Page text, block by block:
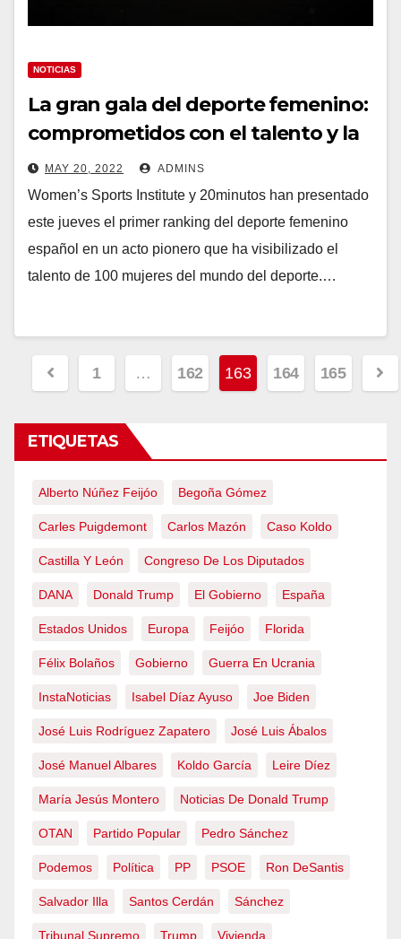
NOTICIAS
La gran gala del deporte femenino:
comprometidos con el talento y la
igualdad
MAY 20, 2022 ADMINS
Women’s Sports Institute y 20minutos han presentado
este jueves el primer ranking del deporte femenino
español en un acto pionero que ha visibilizado el
talento de 100 mujeres del mundo del deporte.…
Paginación
entradas
1 … 162 163 164 165
ETIQUETAS
Alberto Núñez Feijóo Begoña Gómez
Carles Puigdemont Carlos Mazón Caso Koldo
Castilla Y León Congreso De Los Diputados
DANA Donald Trump El Gobierno España
Estados Unidos Europa Feijóo Florida
Félix Bolaños Gobierno Guerra En Ucrania
InstaNoticias Isabel Díaz Ayuso Joe Biden
José Luis Rodríguez Zapatero José Luis Ábalos
José Manuel Albares Koldo García Leire Díez
María Jesús Montero Noticias De Donald Trump
OTAN Partido Popular Pedro Sánchez
Podemos Política PP PSOE Ron DeSantis
Salvador Illa Santos Cerdán Sánchez
Tribunal Supremo Trump Vivienda